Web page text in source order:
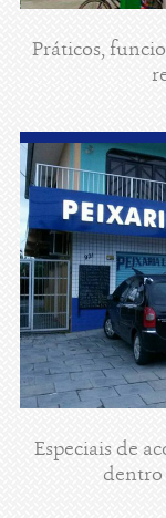
Práticos,
Especiais de
dentro